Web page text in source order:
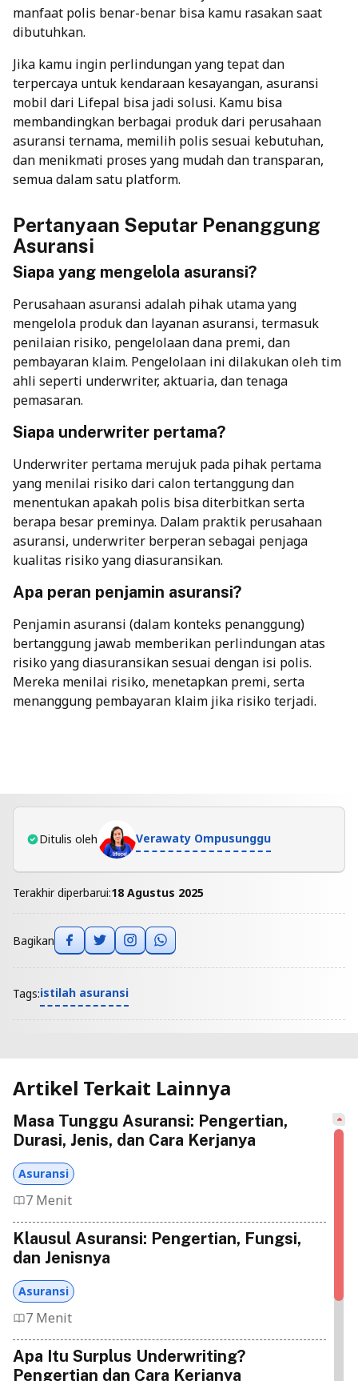
manfaat polis benar-benar bisa kamu rasakan saat
dibutuhkan.
Jika kamu ingin perlindungan yang tepat dan
terpercaya untuk kendaraan kesayangan, asuransi
mobil dari Lifepal bisa jadi solusi. Kamu bisa
membandingkan berbagai produk dari perusahaan
asuransi ternama, memilih polis sesuai kebutuhan,
dan menikmati proses yang mudah dan transparan,
semua dalam satu platform.
Pertanyaan Seputar Penanggung
Asuransi
Siapa yang mengelola asuransi?
Perusahaan asuransi adalah pihak utama yang
mengelola produk dan layanan asuransi, termasuk
penilaian risiko, pengelolaan dana premi, dan
pembayaran klaim. Pengelolaan ini dilakukan oleh tim
ahli seperti underwriter, aktuaria, dan tenaga
pemasaran.
Siapa underwriter pertama?
Underwriter pertama merujuk pada pihak pertama
yang menilai risiko dari calon tertanggung dan
menentukan apakah polis bisa diterbitkan serta
berapa besar preminya. Dalam praktik perusahaan
asuransi, underwriter berperan sebagai penjaga
kualitas risiko yang diasuransikan.
Apa peran penjamin asuransi?
Penjamin asuransi (dalam konteks penanggung)
bertanggung jawab memberikan perlindungan atas
risiko yang diasuransikan sesuai dengan isi polis.
Mereka menilai risiko, menetapkan premi, serta
menanggung pembayaran klaim jika risiko terjadi.
Ditulis oleh Verawaty Ompusunggu
Terakhir diperbarui:18 Agustus 2025
Bagikan
Tags:istilah asuransi
Artikel Terkait Lainnya
Masa Tunggu Asuransi: Pengertian,
Durasi, Jenis, dan Cara Kerjanya
Asuransi
7 Menit
Klausul Asuransi: Pengertian, Fungsi,
dan Jenisnya
Asuransi
7 Menit
Apa Itu Surplus Underwriting?
Pengertian dan Cara Kerjanya